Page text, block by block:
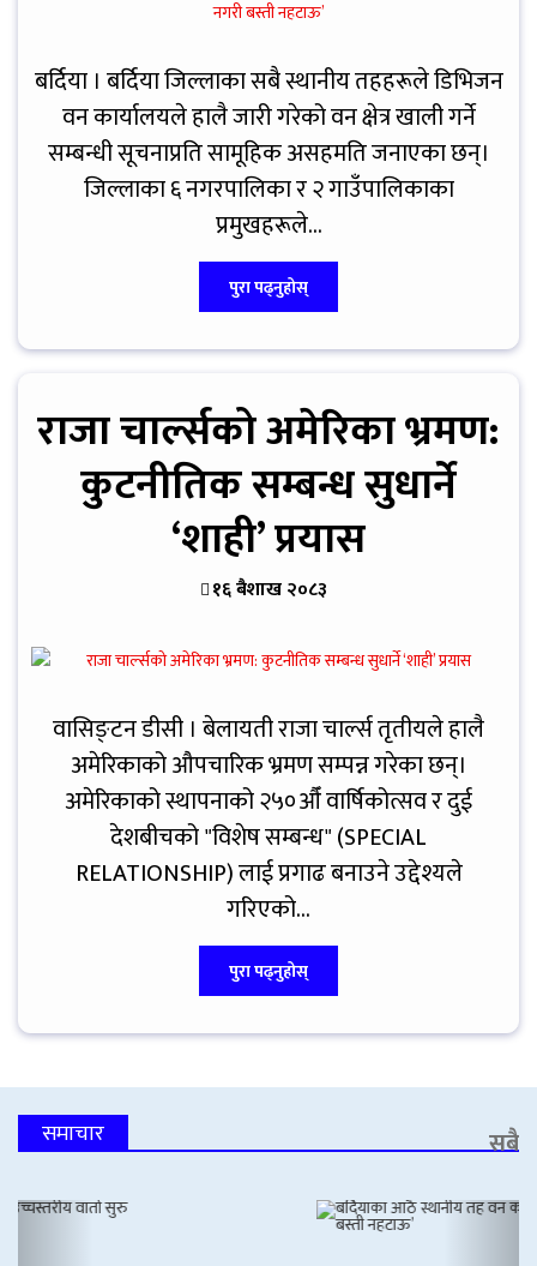
बर्दिया । बर्दिया जिल्लाका सबै स्थानीय तहहरूले डिभिजन
वन कार्यालयले हालै जारी गरेको वन क्षेत्र खाली गर्ने
सम्बन्धी सूचनाप्रति सामूहिक असहमति जनाएका छन्।
जिल्लाका ६ नगरपालिका र २ गाउँपालिकाका
प्रमुखहरूले...
पुरा पढ्नुहोस्
राजा चार्ल्सको अमेरिका भ्रमण:
कुटनीतिक सम्बन्ध सुधार्ने
‘शाही’ प्रयास
१६ बैशाख २०८३
वासिङ्टन डीसी । बेलायती राजा चार्ल्स तृतीयले हालै
अमेरिकाको औपचारिक भ्रमण सम्पन्न गरेका छन्।
अमेरिकाको स्थापनाको २५०औँ वार्षिकोत्सव र दुई
देशबीचको "विशेष सम्बन्ध" (SPECIAL
RELATIONSHIP) लाई प्रगाढ बनाउने उद्देश्यले
गरिएको...
पुरा पढ्नुहोस्
समाचार
सबै
Previous
Next